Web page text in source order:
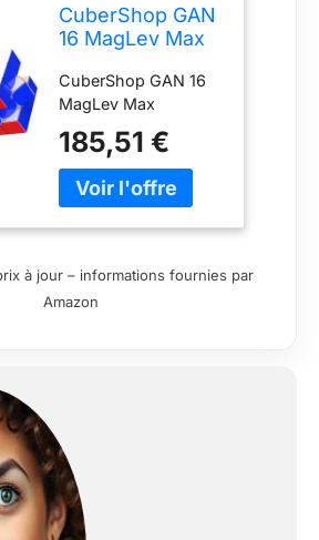
CuberShop GAN
16 MagLev Max
CuberShop GAN 16
MagLev Max
185,51 €
à jour – informations fournies par
Amazon